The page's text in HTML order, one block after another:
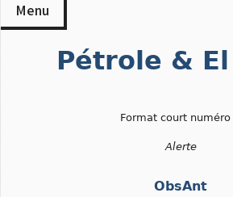
Menu
Pétrole &
Format court numéro
Alerte
ObsAnt